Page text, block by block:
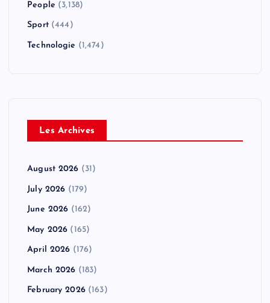
People (3,138)
Sport(444)
Technologie (1,474)
Les Archives
August 2026 (31)
July 2026 (179)
June 2026 (162)
May 2026 (165)
April 2026 (176)
March 2026 (183)
February 2026(163)